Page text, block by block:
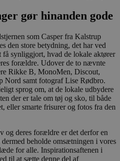
gør hinanden gode
som Casper fra Kalstrup
den store betydning, det har ved
synliggjort, hvad de lokale aktører
forældre. Udover de to nævnte
Rikke B, MonoMen, Discout,
Nord samt fotograf Lise Rødbro.
sprog om, at de lokale udbydere
der er tale om tøj og sko, til både
eller smarte frisurer og fotos fra den
og deres forældre er det derfor en
beholde omsætningen i vores
for alle. Inspirationsaftenen i
til at sætte denne del af